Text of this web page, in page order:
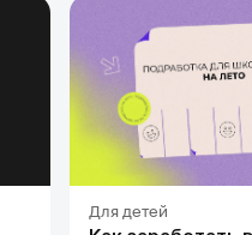
Для детей